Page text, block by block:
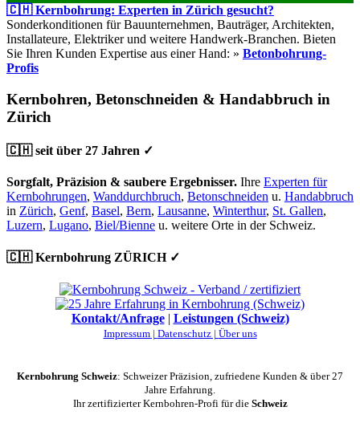
🇨🇭 Kernbohrung: Experten in Zürich gesucht?
Sonderkonditionen für Bauunternehmen, Bauträger, Architekten,
Installateure, Elektriker und weitere Handwerk-Branchen. Bieten
Sie Ihren Kunden Expertise aus einer Hand: » Betonbohrung-
Profis
Kernbohren, Betonschneiden & Handabbruch in
Zürich
🇨🇭 seit über 27 Jahren ✓
Sorgfalt, Präzision & saubere Ergebnisser. Ihre Experten für
Kernbohrungen, Wanddurchbruch, Betonschneiden u. Handabbruch
in Zürich, Genf, Basel, Bern, Lausanne, Winterthur, St. Gallen,
Luzern, Lugano, Biel/Bienne u. weitere Orte in der Schweiz.
🇨🇭 Kernbohrung ZÜRICH ✓
Kontakt/Anfrage| Leistungen (Schweiz)
Impressum | Datenschutz | Über uns
Kernbohrung Schweiz: Schweizer Präzision, zufriedene Kunden & über 27
Jahre Erfahrung.
Ihr zertifizierter Kernbohren-Profi für die Schweiz